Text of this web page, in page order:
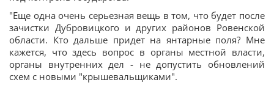
"Еще одна очень серьезная вещь в том, что будет после
зачистки Дубровицкого и других районов Ровенской
области. Кто дальше придет на янтарные поля? Мне
кажется, что здесь вопрос в органы местной власти,
органы внутренних дел - не допустить обновлений
схем с новыми "крышевальщиками".